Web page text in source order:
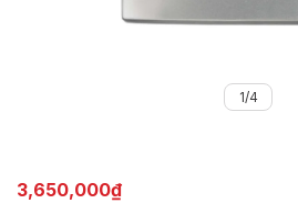
1/4
3,650,000₫